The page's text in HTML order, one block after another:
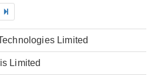
Limited
Limited